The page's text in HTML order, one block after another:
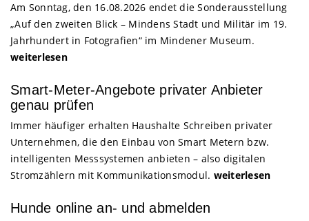
Am Sonntag, den 16.08.2026 endet die Sonderausstellung
„Auf den zweiten Blick – Mindens Stadt und Militär im 19.
Jahrhundert in Fotografien“ im Mindener Museum.
weiterlesen
Smart-Meter-Angebote privater Anbieter
genau prüfen
Immer häufiger erhalten Haushalte Schreiben privater
Unternehmen, die den Einbau von Smart Metern bzw.
intelligenten Messsystemen anbieten – also digitalen
Stromzählern mit Kommunikationsmodul. weiterlesen
Hunde online an- und abmelden